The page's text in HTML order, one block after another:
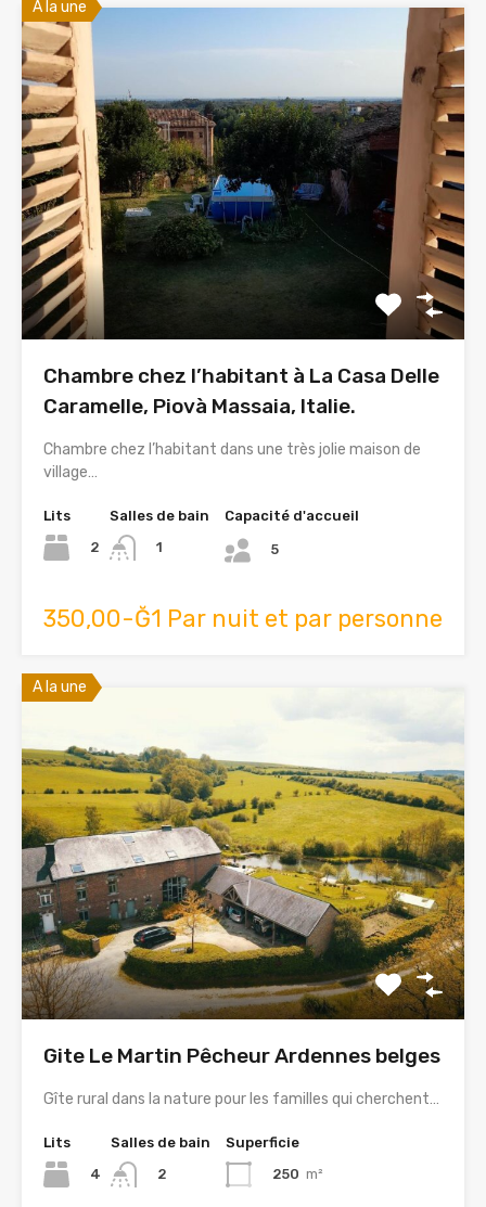
A la une
Chambre chez l’habitant à La Casa Delle
Caramelle, Piovà Massaia, Italie.
Chambre chez l’habitant dans une très jolie maison de
village…
Lits
2
Salles de bain
1
Capacité d'accueil
5
350,00-Ğ1 Par nuit et par personne
A la une
Gite Le Martin Pêcheur Ardennes belges
Gîte rural dans la nature pour les familles qui cherchent…
Lits
4
Salles de bain
2
Superficie
250 m²